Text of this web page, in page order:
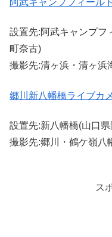
設置先:阿武キャンプフ
町奈古)
撮影先:清ヶ浜・清ヶ浜
郷川新八幡橋ライブカ
設置先:新八幡橋(山口
撮影先:郷川・鶴ケ嶺八
ス